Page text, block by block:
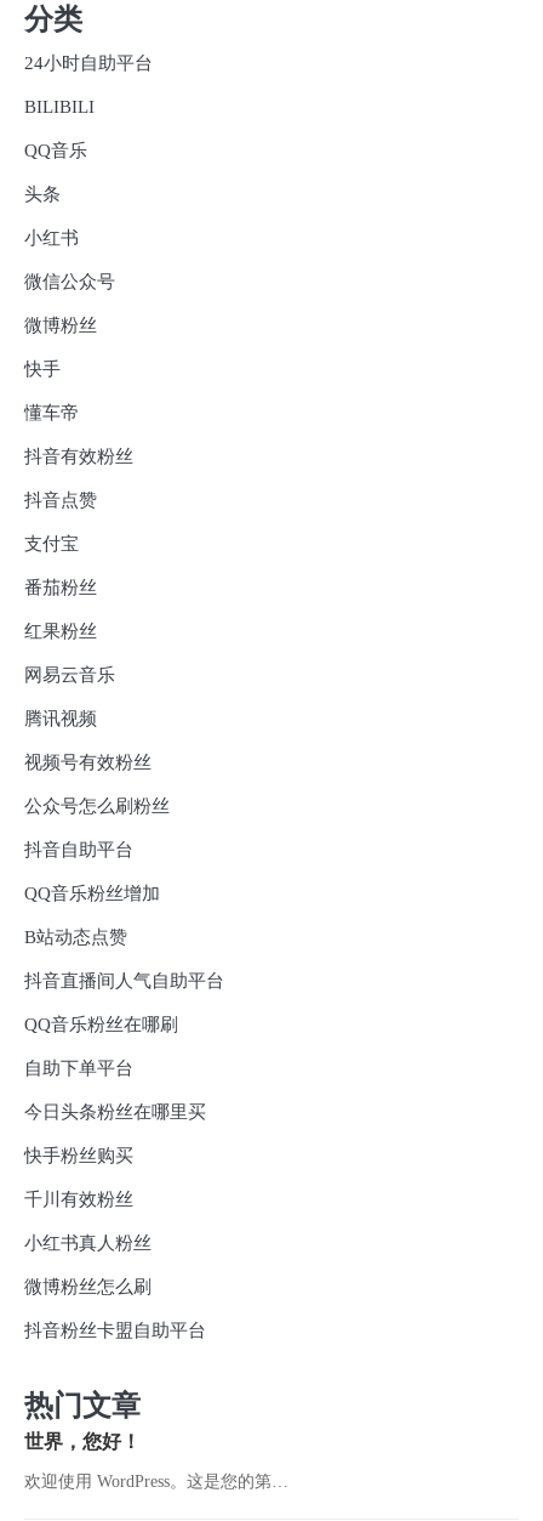
分类
24小时自助平台
BILIBILI
QQ音乐
头条
小红书
微信公众号
微博粉丝
快手
懂车帝
抖音有效粉丝
抖音点赞
支付宝
番茄粉丝
红果粉丝
网易云音乐
腾讯视频
视频号有效粉丝
公众号怎么刷粉丝
抖音自助平台
QQ音乐粉丝增加
B站动态点赞
抖音直播间人气自助平台
QQ音乐粉丝在哪刷
自助下单平台
今日头条粉丝在哪里买
快手粉丝购买
千川有效粉丝
小红书真人粉丝
微博粉丝怎么刷
抖音粉丝卡盟自助平台
热门文章
世界，您好！
欢迎使用 WordPress。这是您的第…